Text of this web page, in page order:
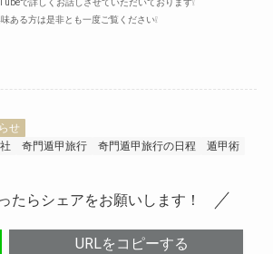
で詳しくお話しさせていただいております❕
味ある方は是非とも一度ご覧ください❕
せ
奇門遁甲旅行 奇門遁甲旅行の日程 遁甲術
たらシェアをお願いします！
URLをコピーする